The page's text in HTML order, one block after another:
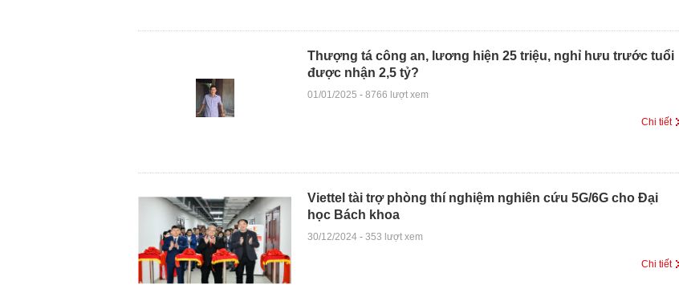
Thượng tá công an, lương hiện 25 triệu, nghỉ hưu trước tuổi
được nhận 2,5 tỷ?
01/01/2025 - 8766 lượt xem
Chi tiết
Viettel tài trợ phòng thí nghiệm nghiên cứu 5G/6G cho Đại
học Bách khoa
30/12/2024 - 353 lượt xem
Chi tiết